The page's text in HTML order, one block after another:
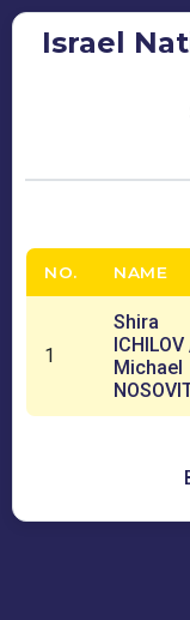
Israel
NO. NAME
1
Shira
ICHILOV
Michael